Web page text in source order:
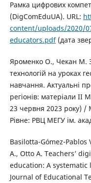
Рамка цифрових
(DigComEduUA). URL:
content/uploads/2020/
educators.pdf(дата
Яроменко О., Чекан М.
технологій на уроках
навчання. Актуальні
регіонів: матеріали
23 червня 2023 року) /
Рівне: РВЦ МЕГУ ім.
Basilotta-Gómez-Pablos
A., Otto A. Teachers’
education: A
Journal of Educational